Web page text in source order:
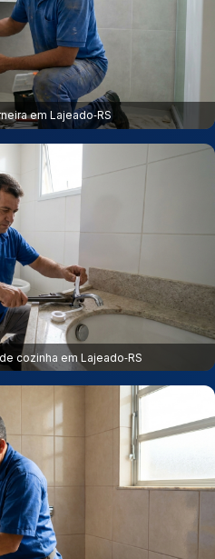
em Lajeado‑RS
cozinha em Lajeado‑RS